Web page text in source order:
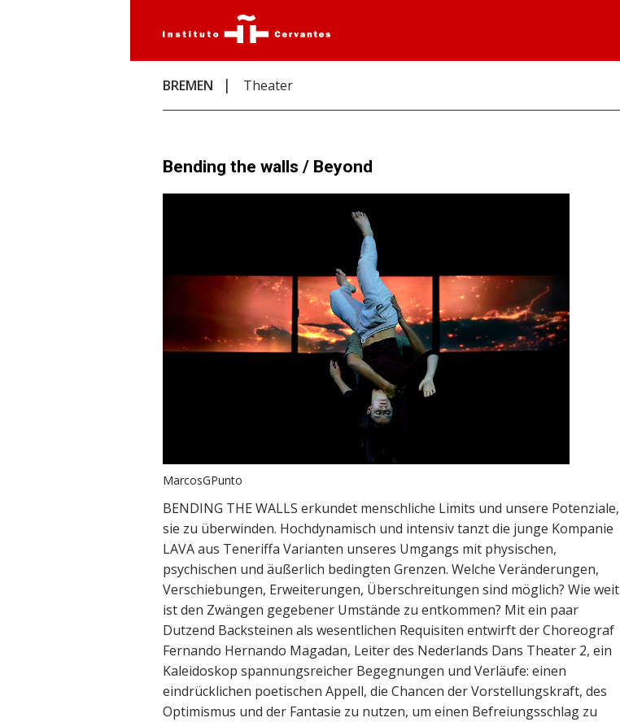
BREMEN Theater
Bending the walls / Beyond
MarcosGPunto
BENDING THE WALLS erkundet menschliche Limits und unsere Potenziale,
sie zu überwinden. Hochdynamisch und intensiv tanzt die junge Kompanie
LAVA aus Teneriffa Varianten unseres Umgangs mit physischen,
psychischen und äußerlich bedingten Grenzen. Welche Veränderungen,
Verschiebungen, Erweiterungen, Überschreitungen sind möglich? Wie weit
ist den Zwängen gegebener Umstände zu entkommen? Mit ein paar
Dutzend Backsteinen als wesentlichen Requisiten entwirft der Choreograf
Fernando Hernando Magadan, Leiter des Nederlands Dans Theater 2, ein
Kaleidoskop spannungsreicher Begegnungen und Verläufe: einen
eindrücklichen poetischen Appell, die Chancen der Vorstellungskraft, des
Optimismus und der Fantasie zu nutzen, um einen Befreiungsschlag zu